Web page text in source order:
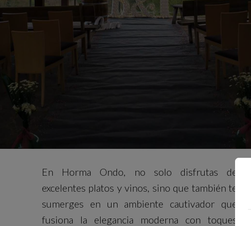
En Horma Ondo, no solo disfrutas de
excelentes platos y vinos, sino que también te
sumerges en un ambiente cautivador que
fusiona la elegancia moderna con toques